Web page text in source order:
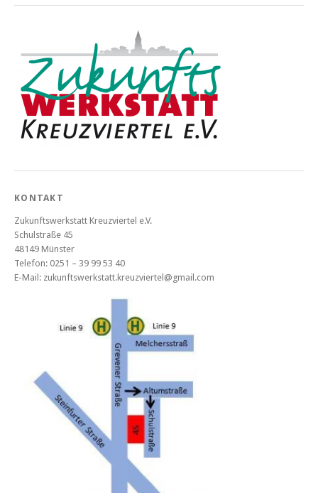
KONTAKT
Zukunftswerkstatt Kreuzviertel e.V.
Schulstraße 45
48149 Münster
Telefon: 0251 – 39 99 53 40
E-Mail: zukunftswerkstatt.kreuzviertel@gmail.com